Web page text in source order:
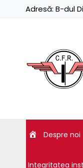
Adresă: B-dul
Despre noi
Integritatea